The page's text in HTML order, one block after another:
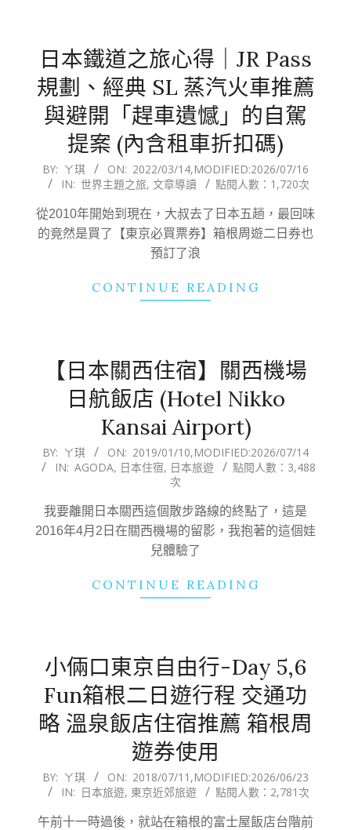
日本鐵道之旅心得｜JR Pass
規劃、經典 SL 蒸汽火車推薦
與避開「趕車遺憾」的自駕
提案 (內含租車折扣碼)
2022-
03-
14
BY: ㄚ琪 ON: 2022/03/14,MODIFIED:2026/07/16
IN: 世界主題之旅, 文章導讀 點閱人數：1,720次
從2010年開始到現在，大叔去了日本五趟，最回味
的竟然是買了【東京必買票券】箱根周遊二日券也
預訂了浪
CONTINUE READING
【日本關西住宿】關西機場
日航飯店 (Hotel Nikko
Kansai Airport)
2019-
01-
BY: ㄚ琪 ON: 2019/01/10,MODIFIED:2026/07/14
IN: AGODA, 日本住宿, 日本旅遊
點閱人數：3,488
次
我要離開日本關西這個散步路線的終點了，這是
2016年4月2日在關西機場的留影，我抱著的這個娃
兒體驗了
CONTINUE READING
小倆口東京自由行-Day 5,6
Fun箱根二日遊行程 交通功
略 溫泉飯店住宿推薦 箱根周
遊券使用
2018-
07-
11
BY: ㄚ琪 ON: 2018/07/11 ,MODIFIED:2026/06/23
IN: 日本旅遊, 東京近郊旅遊 點閱人數：2,781次
午前十一時過後，就站在箱根的富士屋飯店台階前